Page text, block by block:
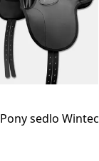
Pony sedlo Wintec